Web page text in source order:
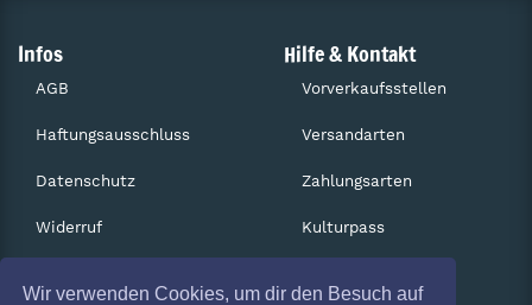
Wir verwenden Cookies, um dir den Besuch auf
Infos
AGB
Haftungsausschluss
Datenschutz
Widerruf
Hilfe & Kontakt
Vorverkaufsstellen
Versandarten
Zahlungsarten
Kulturpass
Services